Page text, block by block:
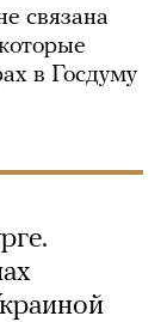
связана
в Госдуму